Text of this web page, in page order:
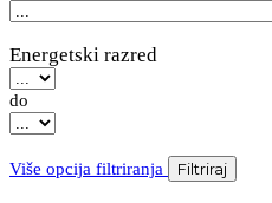
Energetski razred
do
Više opcija filtriranja Filtriraj